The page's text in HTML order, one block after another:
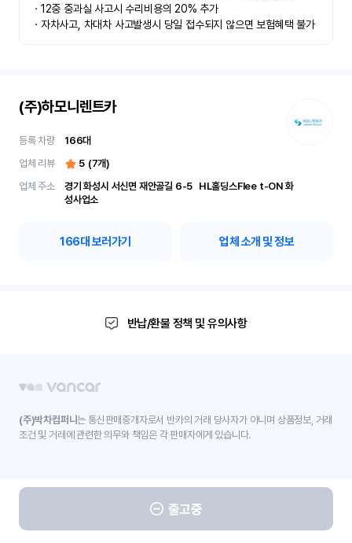
ㆍ12중 중과실 사고시 수리비용의 20% 추가
ㆍ자차사고, 차대차 사고발생시 당일 접수되지 않으면 보험혜택 불가
(주)하모니렌트카
등록 차량 166대
업체 리뷰
5 (7개)
업체 주소
경기 화성시 서신면 재안골길 6-5	 HL홀딩스Flee t-ON 화
성사업소
166대 보러가기 업체 소개 및 정보
반납/환불 정책 및 유의사항
출고중
(주)박차컴퍼니는 통신판매중개자로서 반카의 거래 당사자가 아니며 상품정보, 거래
조건 및 거래에 관련한 의무와 책임은 각 판매자에게 있습니다.